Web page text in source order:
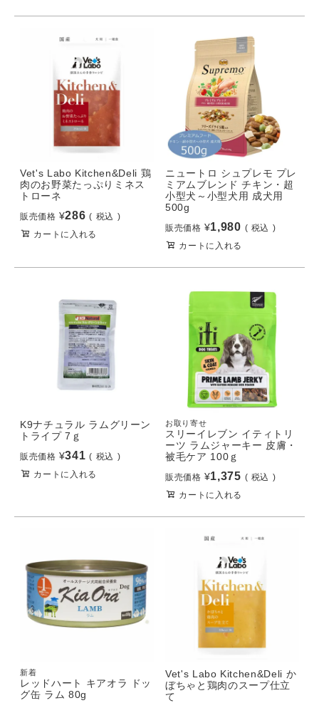
Vet's Labo Kitchen&Deli 鶏
肉のお野菜たっぷりミネス
トローネ
販売価格 ¥286
税込
カートに入れる
ニュートロ シュプレモ プレ
ミアムブレンド チキン・超
小型犬～小型犬用 成犬用
500g
販売価格 ¥1,980
税込
カートに入れる
K9ナチュラル ラムグリーン
トライプ 7ｇ
販売価格 ¥341
税込
カートに入れる
お取り寄せ
スリーイレブン イティトリ
ーツ ラムジャーキー 皮膚・
被毛ケア 100ｇ
販売価格 ¥1,375
税込
カートに入れる
新着
レッドハート キアオラ ドッ
グ缶 ラム 80g
Vet's Labo Kitchen&Deli か
ぼちゃと鶏肉のスープ仕立
て